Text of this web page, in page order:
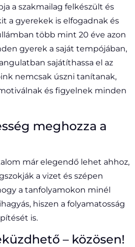
a szakmailag felkészült és
a gyerekek is elfogadnak és
több mint 20 éve azon
gyerek a saját tempójában,
sajátíthassa el az
nemcsak úszni tanítanak,
és figyelnek minden
meghozza a
már elegendő lehet ahhoz,
a vizet és szépen
a tanfolyamokon minél
hiszen a folyamatosság
is.
– közösen!